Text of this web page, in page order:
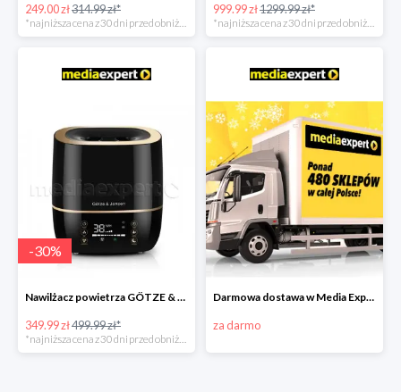
249.00 zł314.99 zł* 999.99 zł1299.99 zł*
-30%
Nawilżacz powietrza GÖTZE & JENSEN AH201KG
349.99 zł499.99 zł*
Darmowa dostawa w Media Expert
za darmo